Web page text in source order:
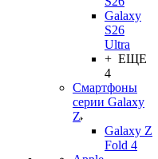
Galaxy
S26
Ultra
+ ЕЩЕ
4
Смартфоны
серии Galaxy
Z
Galaxy Z
Fold 4